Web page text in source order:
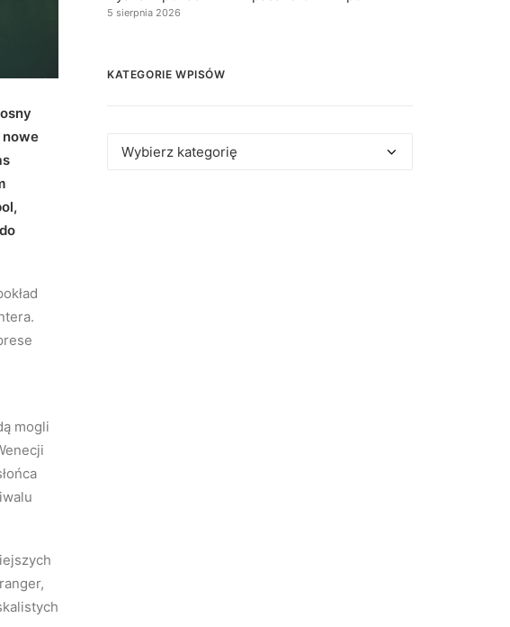
nowe
mogli
5 sierpnia 2026
KATEGORIE WPISÓW
Kategorie